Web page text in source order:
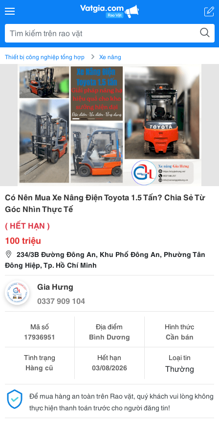
Thiết bị công nghiệp tổng hợp Xe nâng
Có Nên Mua Xe Nâng Điện Toyota 1.5 Tấn? Chia Sẻ Từ
Góc Nhìn Thực Tế
( HẾT HẠN )
100 triệu
234/3B Đường Đông An, Khu Phố Đông An, Phường Tân
Đông Hiệp, Tp. Hồ Chí Minh
Gia Hưng
0337 909 104
Mã số
17936951
Địa điểm
Bình Dương
Hình thức
Cần bán
Tình trạng
Hàng cũ
Hết hạn
03/08/2026
Loại tin
Thường
Để mua hàng an toàn trên Rao vặt, quý khách vui lòng không
thực hiện thanh toán trước cho người đăng tin!